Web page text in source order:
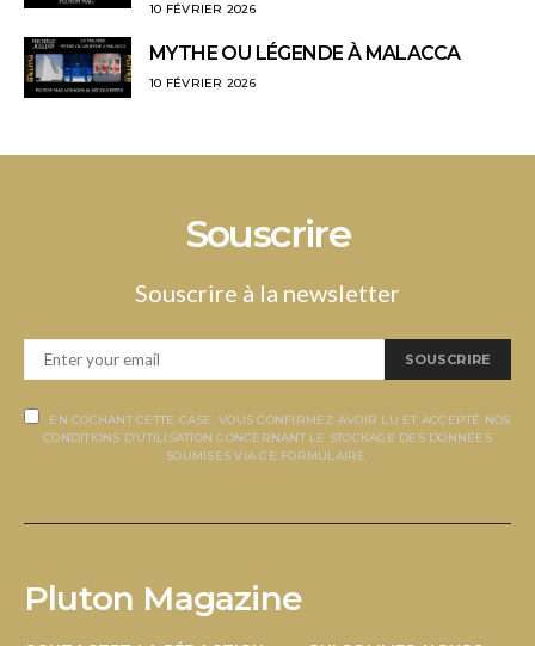
10 FÉVRIER 2026
MYTHE OU LÉGENDE À MALACCA
10 FÉVRIER 2026
Souscrire
Souscrire à la newsletter
SOUSCRIRE
EN COCHANT CETTE CASE, VOUS CONFIRMEZ AVOIR LU ET ACCEPTÉ NOS
CONDITIONS D’UTILISATION CONCERNANT LE STOCKAGE DES DONNÉES
SOUMISES VIA CE FORMULAIRE.
Pluton Magazine